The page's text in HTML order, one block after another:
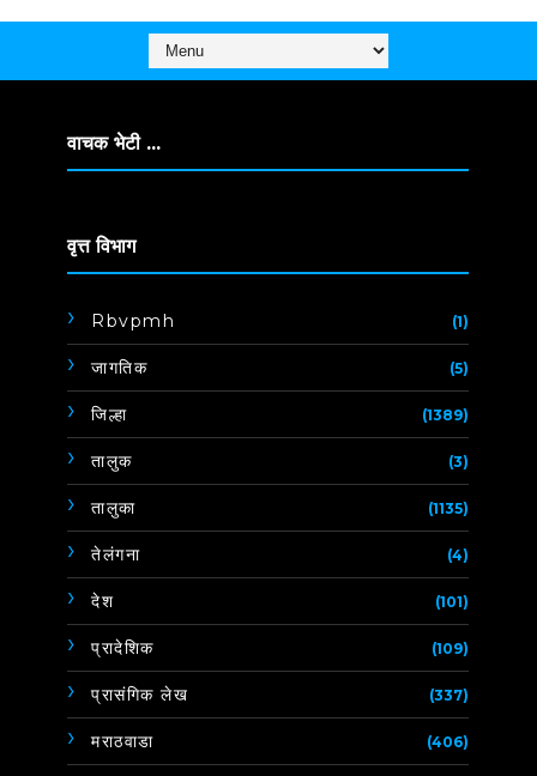
वाचक भेटी ...
वृत्त विभाग
Rbvpmh (1)
जागतिक (5)
जिल्हा (1389)
तालुक (3)
तालुका (1135)
तेलंगना (4)
देश (101)
प्रादेशिक (109)
प्रासंगिक लेख (337)
मराठवाडा (406)